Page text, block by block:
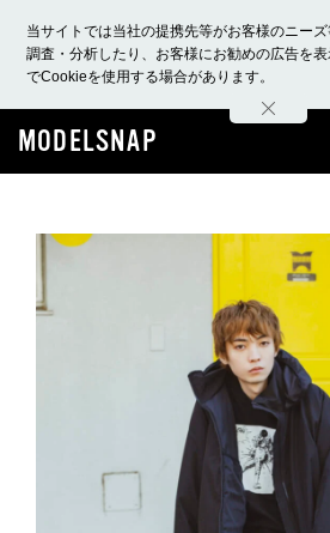
当サイトでは当社の提携先等がお客様のニー
調査・分析したり、お客様にお勧めの広告を
でCookieを使用する場合があります。
ホーム モデル募集 ランキング
MODELSNAP